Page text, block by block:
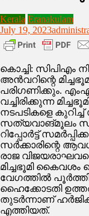
Kerala Eranakulam
July 19, 2023
കൊച്ചി: സിപിഎം
അൻവറിന്റെ
പരിഗണിക്കും.
വച്ചിരിക്കുന്ന
നടപടികളെ
സത്യവാങ്മൂലം
റിപ്പോർട്ട്
സർക്കാരിന്റെ
രാജ
മിച്ചഭൂമി കൈവശം
വേഗത്തിൽ
ഹൈക്കോടതി
തുടർന്നാണ്
എത്തിയത്.